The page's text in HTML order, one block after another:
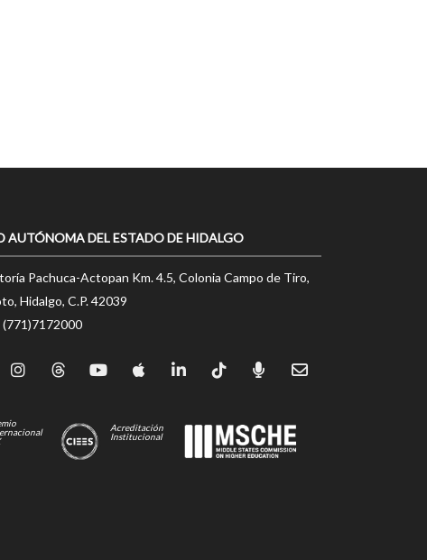
AUTÓNOMA DEL ESTADO DE HIDALGO
Pachuca-Actopan Km. 4.5, Colonia Campo de Tiro,
Hidalgo, C.P. 42039
(771)7172000
Acreditación
Institucional